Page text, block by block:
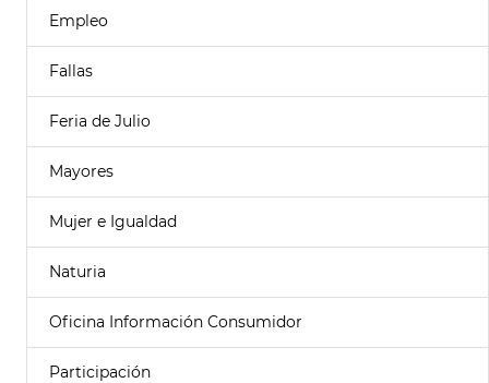
Empleo
Fallas
Feria de Julio
Mayores
Mujer e Igualdad
Naturia
Oficina Información Consumidor
Participación